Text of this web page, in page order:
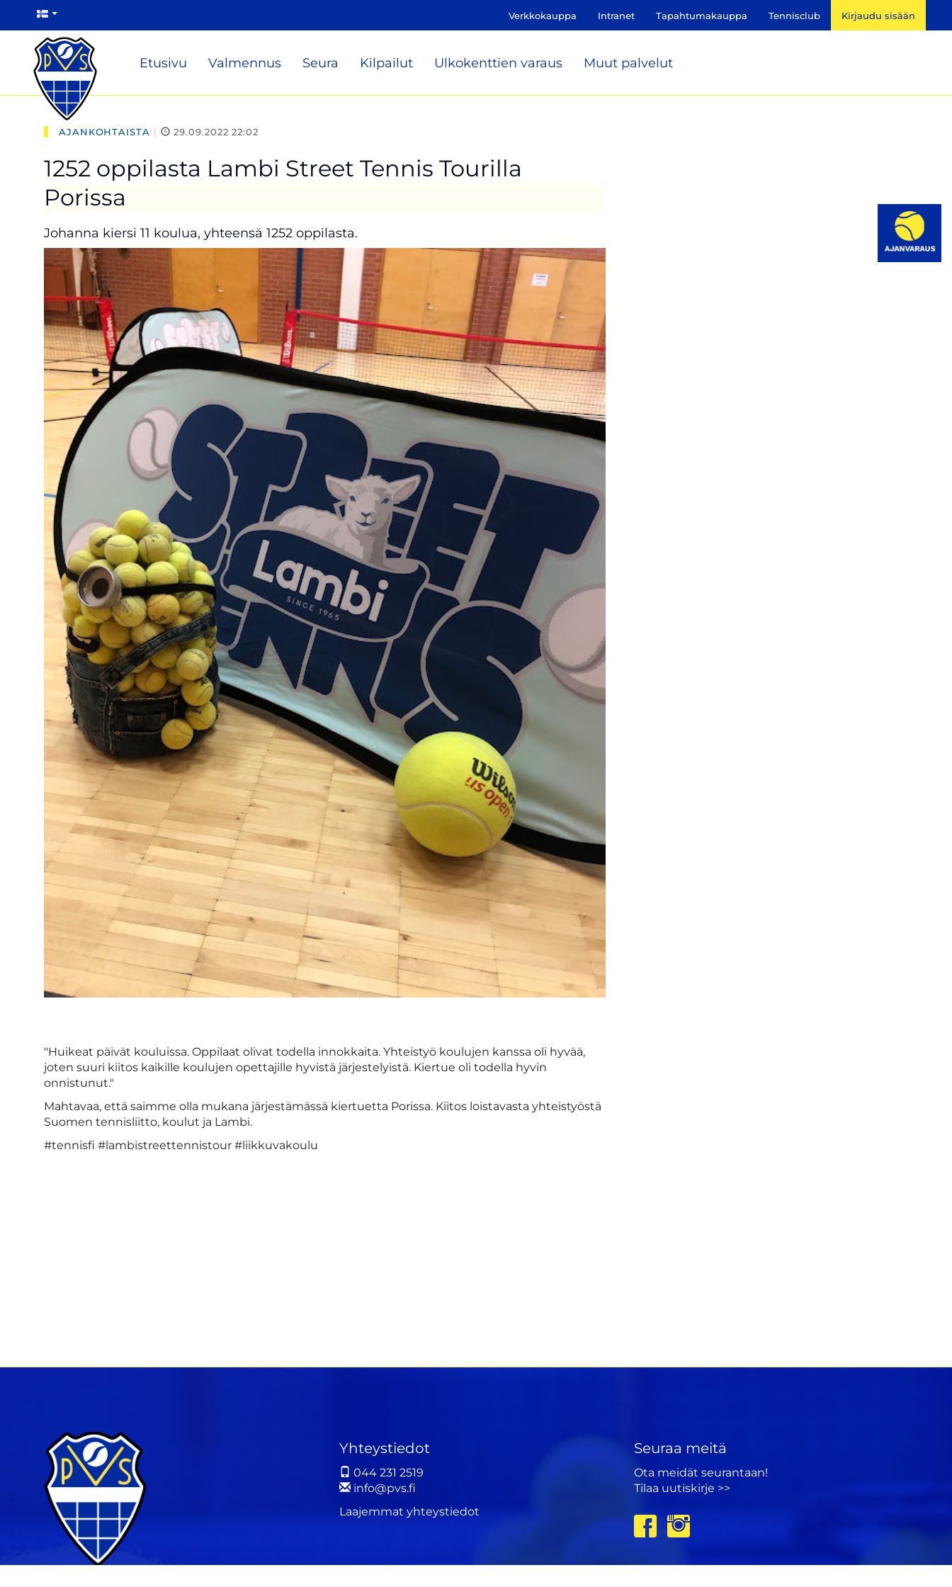
Verkkokauppa Intranet Tapahtumakauppa Tennisclub Kirjaudu sisään
Etusivu Valmennus Seura Kilpailut Ulkokenttien varaus Muut palvelut
AJANKOHTAISTA | 29.09.2022 22:02
1252 oppilasta Lambi Street Tennis Tourilla
Porissa
Johanna kiersi 11 koulua, yhteensä 1252 oppilasta.
"Huikeat päivät kouluissa. Oppilaat olivat todella innokkaita. Yhteistyö koulujen kanssa oli hyvää,
joten suuri kiitos kaikille koulujen opettajille hyvistä järjestelyistä. Kiertue oli todella hyvin
onnistunut."
Mahtavaa, että saimme olla mukana järjestämässä kiertuetta Porissa. Kiitos loistavasta yhteistyöstä
Suomen tennisliitto, koulut ja Lambi.
#tennisfi #lambistreettennistour #liikkuvakoulu
Yhteystiedot
044 231 2519
info@pvs.fi
Laajemmat yhteystiedot
Seuraa meitä
Ota meidät seurantaan!
Tilaa uutiskirje >>